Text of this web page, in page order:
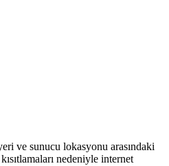
ve sunucu lokasyonu arasındaki
nedeniyle internet